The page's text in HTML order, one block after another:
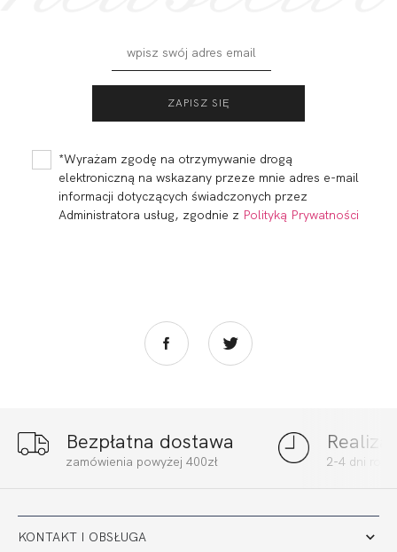
CZERWIEŃ
112,99 33,90 zł 97,99 29,40 zł
MADERA
MADERA FIGI
*Wyrażam zgodę na otrzymywanie drogą
elektroniczną na wskazany przeze mnie adres e-mail
informacji dotyczących świadczonych przez
Administratora usług, zgodnie z Polityką Prywatności
Bezpłatna dostawa
zamówienia powyżej 400zł 2-4 dni
KONTAKT I OBSŁUGA